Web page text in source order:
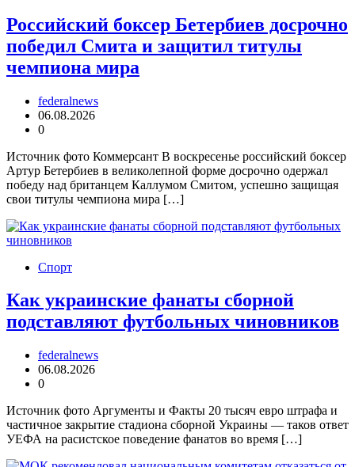
Российский боксер Бетербиев досрочно
победил Смита и защитил титулы
чемпиона мира
federalnews
06.08.2026
0
Источник фото Коммерсант В воскресенье российский боксер
Артур Бетербиев в великолепной форме досрочно одержал
победу над британцем Каллумом Смитом, успешно защищая
свои титулы чемпиона мира […]
Спорт
Как украинские фанаты сборной
подставляют футбольных чиновников
federalnews
06.08.2026
0
Источник фото Аргументы и Факты 20 тысяч евро штрафа и
частичное закрытие стадиона сборной Украины — таков ответ
УЕФА на расистское поведение фанатов во время […]